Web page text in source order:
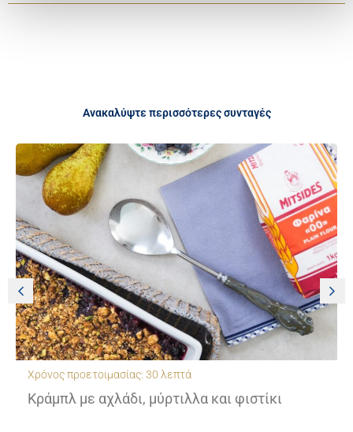
Ανακαλύψτε περισσότερες συνταγές
Χρόνος προετοιμασίας: 30 λεπτά
Κράμπλ με αχλάδι, μύρτιλλα και φιστίκι